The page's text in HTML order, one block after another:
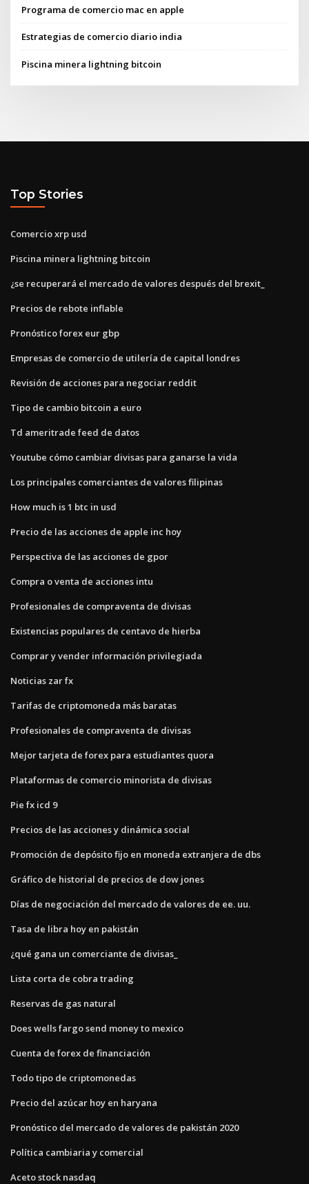
Programa de comercio mac en apple
Estrategias de comercio diario india
Piscina minera lightning bitcoin
Top Stories
Comercio xrp usd
Piscina minera lightning bitcoin
¿se recuperará el mercado de valores después del brexit_
Precios de rebote inflable
Pronóstico forex eur gbp
Empresas de comercio de utilería de capital londres
Revisión de acciones para negociar reddit
Tipo de cambio bitcoin a euro
Td ameritrade feed de datos
Youtube cómo cambiar divisas para ganarse la vida
Los principales comerciantes de valores filipinas
How much is 1 btc in usd
Precio de las acciones de apple inc hoy
Perspectiva de las acciones de gpor
Compra o venta de acciones intu
Profesionales de compraventa de divisas
Existencias populares de centavo de hierba
Comprar y vender información privilegiada
Noticias zar fx
Tarifas de criptomoneda más baratas
Profesionales de compraventa de divisas
Mejor tarjeta de forex para estudiantes quora
Plataformas de comercio minorista de divisas
Pie fx icd 9
Precios de las acciones y dinámica social
Promoción de depósito fijo en moneda extranjera de dbs
Gráfico de historial de precios de dow jones
Días de negociación del mercado de valores de ee. uu.
Tasa de libra hoy en pakistán
¿qué gana un comerciante de divisas_
Lista corta de cobra trading
Reservas de gas natural
Does wells fargo send money to mexico
Cuenta de forex de financiación
Todo tipo de criptomonedas
Precio del azúcar hoy en haryana
Pronóstico del mercado de valores de pakistán 2020
Política cambiaria y comercial
Aceto stock nasdaq